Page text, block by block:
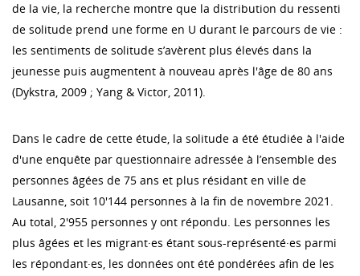
de la vie, la recherche montre que la distribution du ressenti
de solitude prend une forme en U durant le parcours de vie :
les sentiments de solitude s’avèrent plus élevés dans la
jeunesse puis augmentent à nouveau après l'âge de 80 ans
(Dykstra, 2009 ; Yang & Victor, 2011).
Dans le cadre de cette étude, la solitude a été étudiée à l'aide
d'une enquête par questionnaire adressée à l’ensemble des
personnes âgées de 75 ans et plus résidant en ville de
Lausanne, soit 10'144 personnes à la fin de novembre 2021.
Au total, 2'955 personnes y ont répondu. Les personnes les
plus âgées et les migrant·es étant sous-représenté·es parmi
les répondant·es, les données ont été pondérées afin de les